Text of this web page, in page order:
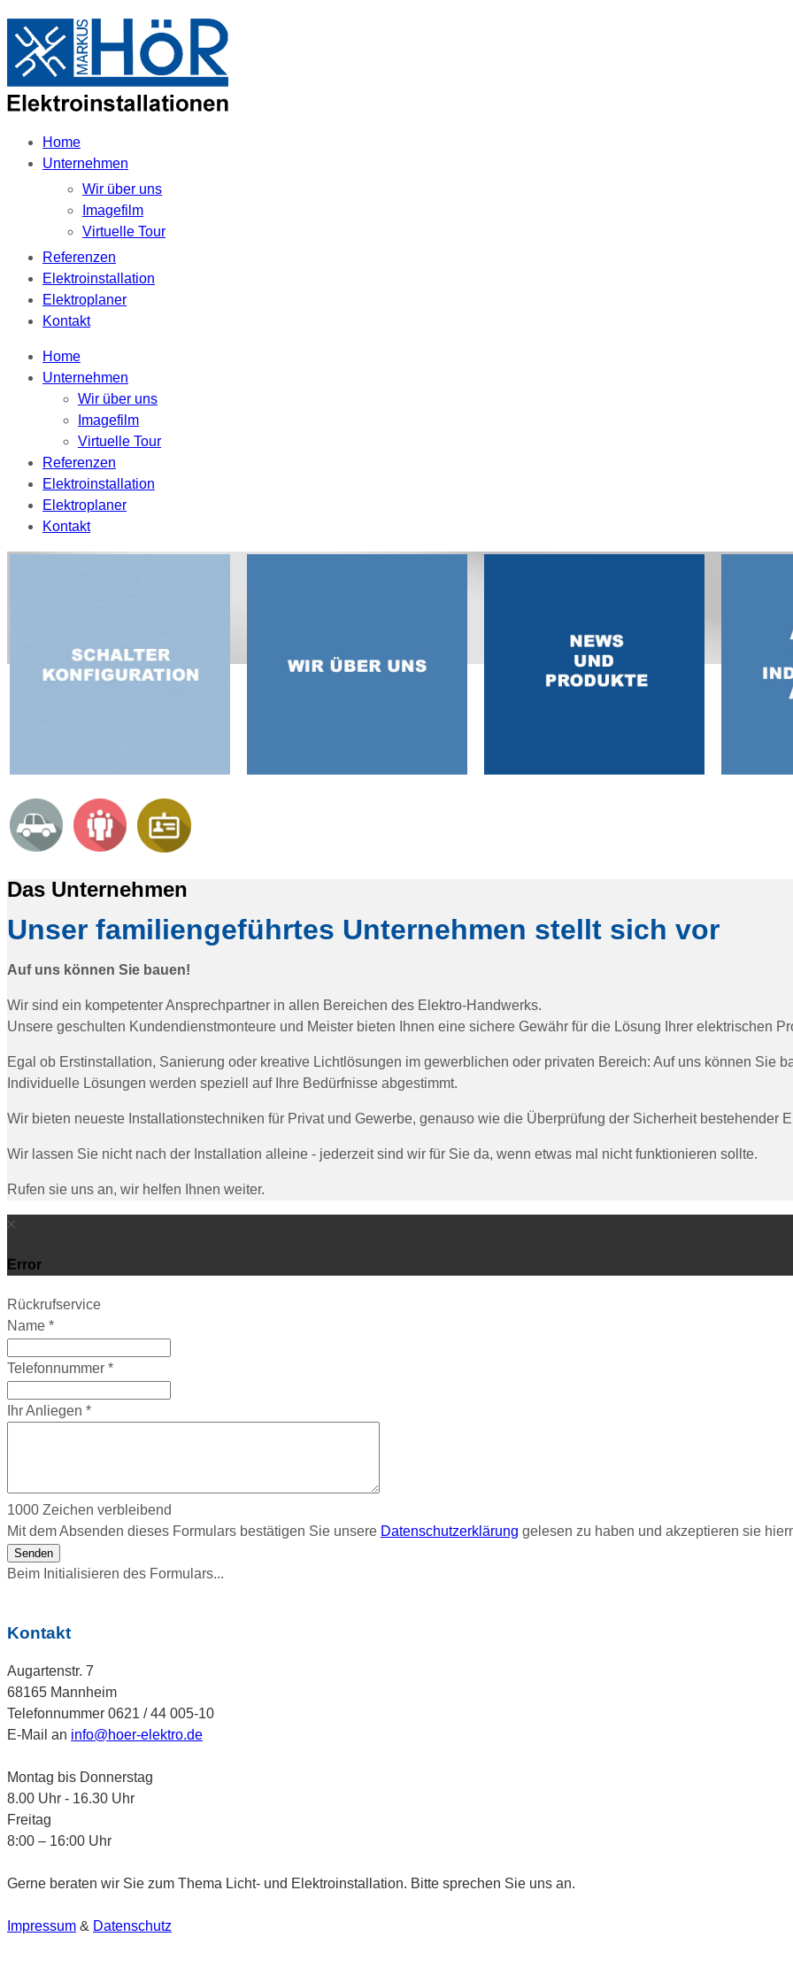
Home
Unternehmen
Wir über uns
Imagefilm
Virtuelle Tour
Referenzen
Elektroinstallation
Elektroplaner
Kontakt
Home
Unternehmen
Wir über uns
Imagefilm
Virtuelle Tour
Referenzen
Elektroinstallation
Elektroplaner
Kontakt
Das Unternehmen
Unser familiengeführtes Unternehmen stellt sich vor
Auf uns können Sie bauen!
Wir sind ein kompetenter Ansprechpartner in allen Bereichen des Elektro-Handwerks.
Unsere geschulten Kundendienstmonteure und Meister bieten Ihnen eine sichere Gewähr für die Lösung Ihrer elektrischen
Egal ob Erstinstallation, Sanierung oder kreative Lichtlösungen im gewerblichen oder privaten Bereich: Auf uns können Sie
Individuelle Lösungen werden speziell auf Ihre Bedürfnisse abgestimmt.
Wir bieten neueste Installationstechniken für Privat und Gewerbe, genauso wie die Überprüfung der Sicherheit bestehender
Wir lassen Sie nicht nach der Installation alleine - jederzeit sind wir für Sie da, wenn etwas mal nicht funktionieren sollte.
Rufen sie uns an, wir helfen Ihnen weiter.
Error
Rückrufservice
Name *
Telefonnummer *
Ihr Anliegen *
1000 Zeichen verbleibend
Mit dem Absenden dieses Formulars bestätigen Sie unsere Datenschutzerklärung gelesen zu haben und akzeptieren sie
Senden
Beim Initialisieren des Formulars...
Kontakt
Augartenstr. 7
68165 Mannheim
Telefonnummer 0621 / 44 005-10
E-Mail an info@hoer-elektro.de
Montag bis Donnerstag
8.00 Uhr - 16.30 Uhr
Freitag
8:00 – 16:00 Uhr
Gerne beraten wir Sie zum Thema Licht- und Elektroinstallation. Bitte sprechen Sie uns an.
Impressum & Datenschutz